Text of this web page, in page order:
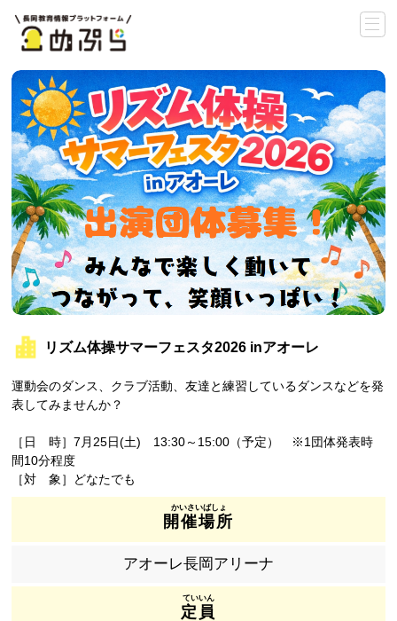
リズム体操サマーフェスタ2026 inアオーレ
運動会のダンス、クラブ活動、友達と練習しているダンスなどを発
表してみませんか？
［日 時］7月25日(土) 13:30～15:00（予定） ※1団体発表時
間10分程度
［対 象］どなたでも
開催場所
アオーレ長岡アリーナ
定員